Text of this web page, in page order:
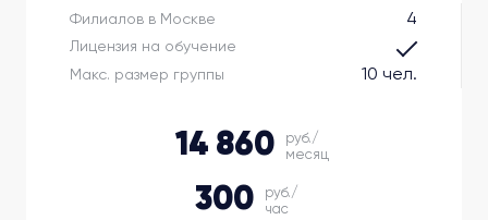
Филиалов в Москве 4
Макс. размер группы 10 чел.
Лицензия на обучение
14 860
руб./
месяц
300
руб./
час